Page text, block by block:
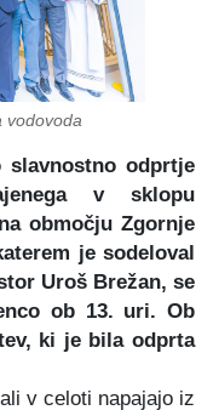
vodovoda
slavnostno odprtje
v sklopu
območju Zgornje
je sodeloval
Uroš Brežan, se
ob 13. uri. Ob
ki je bila odprta
v celoti napajajo iz